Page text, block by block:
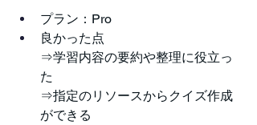
プラン：Pro
良かった点
⇒学習内容の要約や整理に役立っ
た
⇒指定のリソースからクイズ作成
ができる